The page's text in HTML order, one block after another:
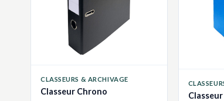
CLASSEURS & ARCHIVAGE
Classeur Chrono